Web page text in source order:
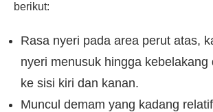
berikut:
Rasa nyeri pada area perut atas,
nyeri menusuk hingga kebelakang
ke sisi kiri dan kanan.
Muncul demam yang kadang